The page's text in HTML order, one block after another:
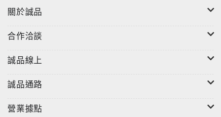
關於誠品
合作洽談
誠品線上
誠品通路
營業據點